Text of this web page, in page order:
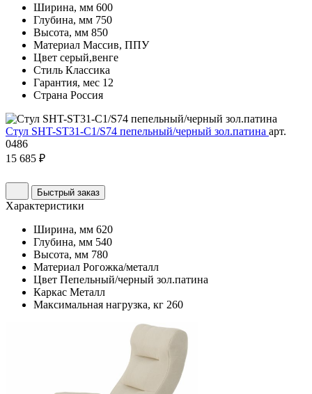
Ширина, мм 600
Глубина, мм 750
Высота, мм 850
Материал Массив, ППУ
Цвет серый,венге
Стиль Классика
Гарантия, мес 12
Страна Россия
Стул SHT-ST31-C1/S74 пепельный/черный зол.патина арт.
0486
15 685 ₽
Быстрый заказ
Характеристики
Ширина, мм 620
Глубина, мм 540
Высота, мм 780
Материал Рогожка/металл
Цвет Пепельный/черный зол.патина
Каркас Металл
Максимальная нагрузка, кг 260